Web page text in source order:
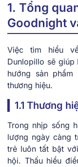
1. Tổng
Goodnight
Việc tìm hiểu
Dunlopillo sẽ
hướng sản
thương hiệu.
1.1 Thương
Trong nhịp sống
lượng ngày càng
trẻ luôn tất bật
hội. Thấu hiểu